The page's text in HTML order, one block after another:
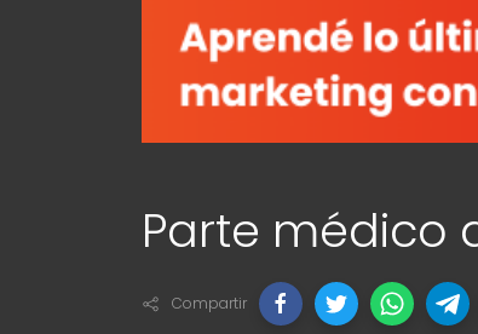
Parte médico
Compartir